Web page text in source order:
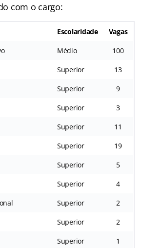
com o cargo:
Escolaridade Vagas
Médio 100
Superior 13
Superior 9
Superior 3
Superior 11
Superior 19
Superior 5
Superior 4
Superior 2
Superior 2
Superior 1